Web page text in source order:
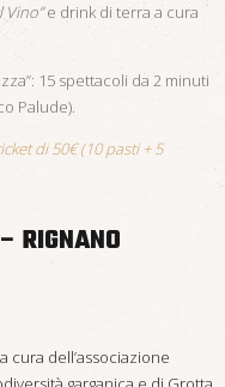
Vino”e drink di terra a cura
15 spettacoli da 2 minuti
Palude).
di 50€ (10 pasti + 5
RIGNANO
cura dell’associazione